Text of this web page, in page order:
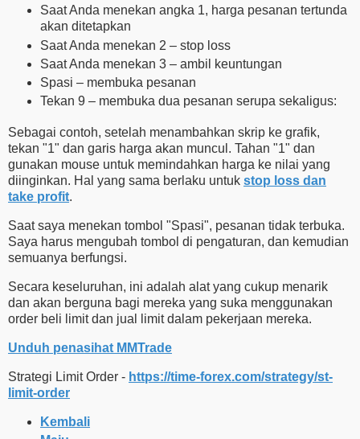
Saat Anda menekan angka 1, harga pesanan tertunda
akan ditetapkan
Saat Anda menekan 2 – stop loss
Saat Anda menekan 3 – ambil keuntungan
Spasi – membuka pesanan
Tekan 9 – membuka dua pesanan serupa sekaligus:
Sebagai contoh, setelah menambahkan skrip ke grafik,
tekan "1" dan garis harga akan muncul. Tahan "1" dan
gunakan mouse untuk memindahkan harga ke nilai yang
diinginkan. Hal yang sama berlaku untuk stop loss dan
take profit.
Saat saya menekan tombol "Spasi", pesanan tidak terbuka.
Saya harus mengubah tombol di pengaturan, dan kemudian
semuanya berfungsi.
Secara keseluruhan, ini adalah alat yang cukup menarik
dan akan berguna bagi mereka yang suka menggunakan
order beli limit dan jual limit dalam pekerjaan mereka.
Unduh penasihat MMTrade
Strategi Limit Order - https://time-forex.com/strategy/st-
limit-order
Kembali